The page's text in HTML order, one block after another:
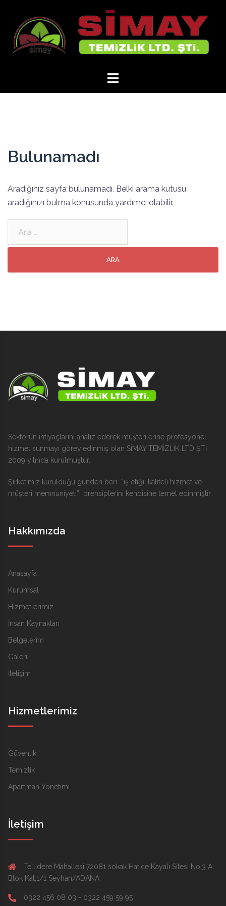
Bulunamadı
Aradığınız sayfa bulunamadı. Belki arama kutusu
aradığınızı bulma konusunda yardımcı olabilir.
Sektörün ihtiyaçlarını analiz ederek müşterilerine profesyonel
hizmet sunmayı görev edinmiş olan SİMAY TEMİZLİK LTD ŞTİ
2009 yılında kurulmuştur.
Şirketimiz kurulduğu günden beri “iş etiği, kaliteli hizmet ve
müşteri memnuniyeti” prensiplerini kendisine temel edinmiştir.
Hakkımızda
Anasayfa
Kurumsal
Hizmetlerimiz
İnsan Kaynakları
Belgelerim
Galeri
İletişim
Hizmetlerimiz
Güvenlik
Temizlik
Apartman Yönetimi
İletişim
Tellidere Mahallesi 72081 sokak Hatice Kayalı Sitesi No:3 A
Blok Kat:1/1 Seyhan/ADANA
0322 456 08 03 - 0322 459 59 95